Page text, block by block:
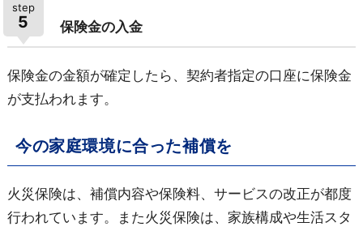
step
5 保険金の入金
保険金の金額が確定したら、契約者指定の口座に保険金
が支払われます。
今の家庭環境に合った補償を
火災保険は、補償内容や保険料、サービスの改正が都度
行われています。また火災保険は、家族構成や生活スタ